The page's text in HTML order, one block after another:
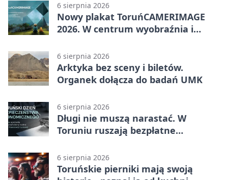
6 sierpnia 2026
Nowy plakat ToruńCAMERIMAGE
2026. W centrum wyobraźnia i
6 sierpnia 2026
Arktyka bez sceny i biletów.
Organek dołącza do badań UMK
6 sierpnia 2026
Długi nie muszą narastać. W
Toruniu ruszają bezpłatne
6 sierpnia 2026
Toruńskie pierniki mają swoją